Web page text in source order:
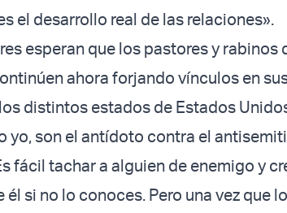
el desarrollo real de las relaciones».
esperan que los pastores y rabinos
ahora forjando vínculos en
distintos estados de Estados
yo, son el antídoto contra el
fácil tachar a alguien de enemigo y
si no lo conoces. Pero una vez que